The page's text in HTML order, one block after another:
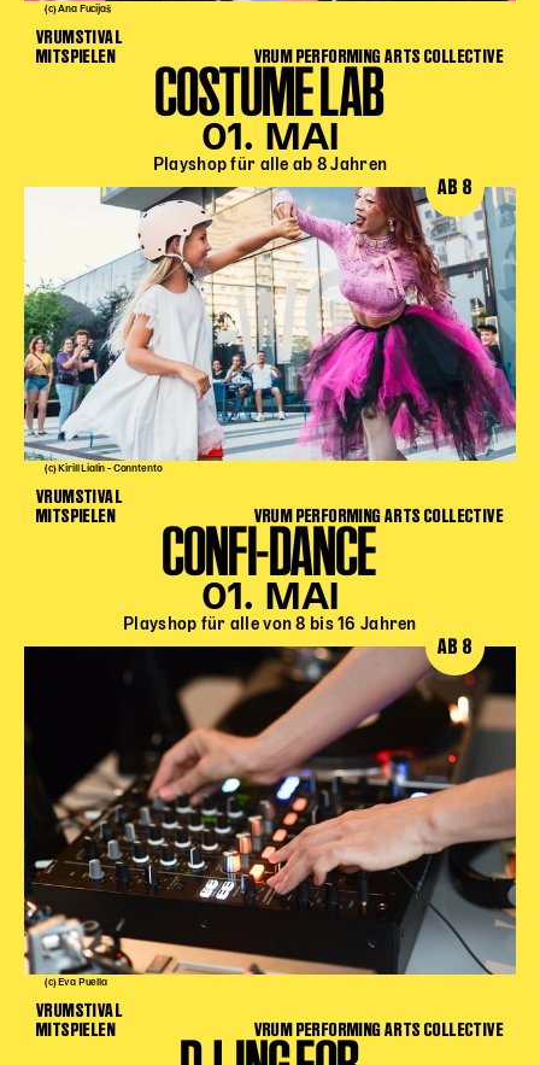
(c) Ana Fucijaš
VRUMSTIVAL
MITSPIELEN
VRUM PERFORMING ARTS COLLECTIVE
COSTUME LAB
01. MAI
Playshop für alle ab 8 Jahren
(c) Kirill Lialin - Conntento
AB 8
VRUMSTIVAL
MITSPIELEN
VRUM PERFORMING ARTS COLLECTIVE
CONFI-DANCE
01. MAI
Playshop für alle von 8 bis 16 Jahren
(c) Eva Puella
AB 8
VRUMSTIVAL
MITSPIELEN
VRUM PERFORMING ARTS COLLECTIVE